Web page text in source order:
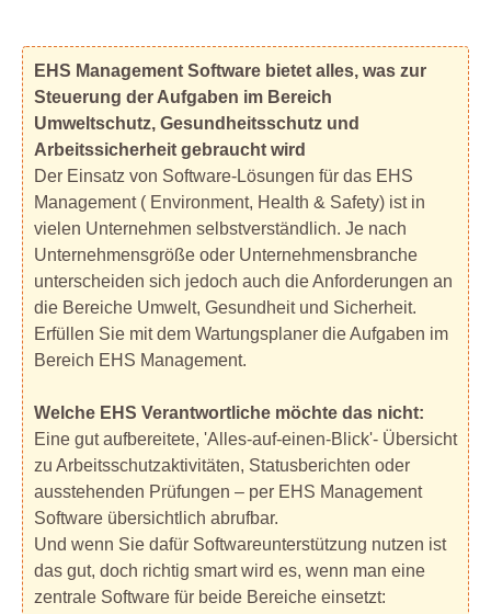
EHS Management Software bietet alles, was zur
Steuerung der Aufgaben im Bereich
Umweltschutz, Gesundheitsschutz und
Arbeitssicherheit gebraucht wird
Der Einsatz von Software-Lösungen für das EHS
Management ( Environment, Health & Safety) ist in
vielen Unternehmen selbstverständlich. Je nach
Unternehmensgröße oder Unternehmensbranche
unterscheiden sich jedoch auch die Anforderungen an
die Bereiche Umwelt, Gesundheit und Sicherheit.
Erfüllen Sie mit dem Wartungsplaner die Aufgaben im
Bereich EHS Management.
Welche EHS Verantwortliche möchte das nicht:
Eine gut aufbereitete, 'Alles-auf-einen-Blick'- Übersicht
zu Arbeitsschutzaktivitäten, Statusberichten oder
ausstehenden Prüfungen – per EHS Management
Software übersichtlich abrufbar.
Und wenn Sie dafür Softwareunterstützung nutzen ist
das gut, doch richtig smart wird es, wenn man eine
zentrale Software für beide Bereiche einsetzt: